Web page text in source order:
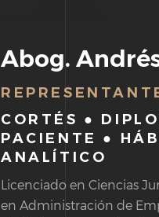
Abog.
CORTÉS ●
PACIENTE ●
ANALÍTICO
Licenciado en Ciencias
en Administración de